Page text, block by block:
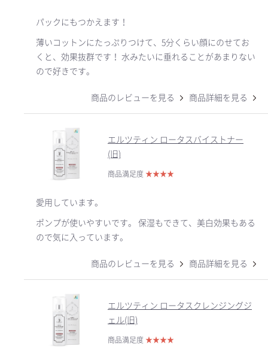
パックにもつかえます！
薄いコットンにたっぷりつけて、5分くらい顔にのせてお
くと、効果抜群です！ 水みたいに垂れることがあまりない
ので好きです。
商品のレビューを見る 商品詳細を見る
エルツティン ロータスバイストナー
(旧)
商品満足度 ★★★★
愛用しています。
ポンプが使いやすいです。 保湿もできて、美白効果もある
ので気に入っています。
商品のレビューを見る 商品詳細を見る
エルツティン ロータスクレンジングジ
ェル(旧)
商品満足度 ★★★★